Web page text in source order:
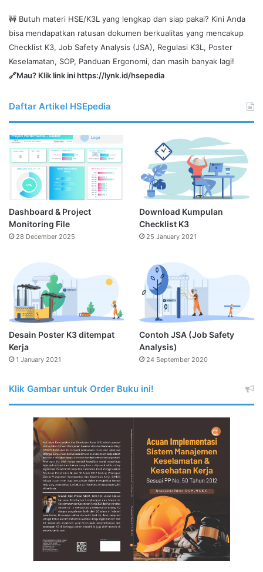
🚧 Butuh materi HSE/K3L yang lengkap dan siap pakai? Kini Anda
bisa mendapatkan ratusan dokumen berkualitas yang mencakup
Checklist K3, Job Safety Analysis (JSA), Regulasi K3L, Poster
Keselamatan, SOP, Panduan Ergonomi, dan masih banyak lagi!
🔗Mau? Klik link inihttps://lynk.id/hsepedia
Daftar Artikel HSEpedia
Dashboard & Project
Monitoring File
28 December 2025
Download Kumpulan
Checklist K3
25 January 2021
Desain Poster K3 ditempat
Kerja
1 January 2021
Contoh JSA (Job Safety
Analysis)
24 September 2020
Klik Gambar untuk Order Buku ini!